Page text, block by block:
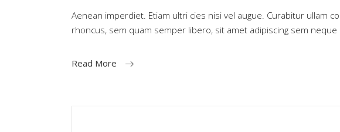
Aenean imperdiet. Etiam ultri cies nisi vel augue. Curabitur ullam
rhoncus, sem quam semper libero, sit amet adipiscing sem
Read More